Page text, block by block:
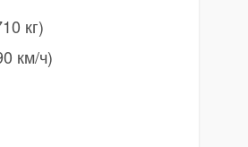
кг)
км/ч)